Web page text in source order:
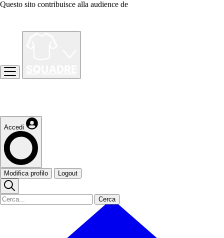
Questo sito contribuisce alla audience de
Accedi
Modifica profilo Logout
Cerca